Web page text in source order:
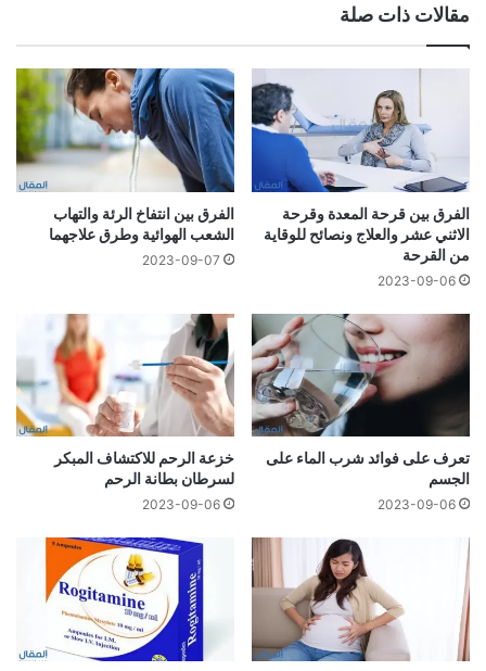
مقالات ذات صلة
الفرق بين قرحة المعدة وقرحة
الاثني عشر والعلاج ونصائح للوقاية
من القرحة
2023-09-06
الفرق بين انتفاخ الرئة والتهاب
الشعب الهوائية وطرق علاجهما
2023-09-07
تعرف على فوائد شرب الماء على
الجسم
2023-09-06
خزعة الرحم للاكتشاف المبكر
لسرطان بطانة الرحم
2023-09-06